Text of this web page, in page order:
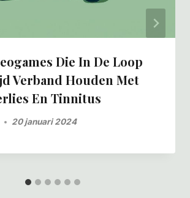
Die In De Loop
Verband Houden Met
En Tinnitus
20 januari 2024